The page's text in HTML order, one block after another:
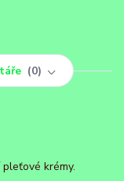
0
krémy.